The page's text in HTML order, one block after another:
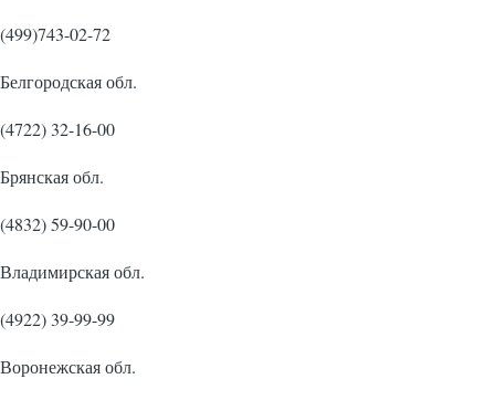
(499)743-02-72
Белгородская обл.
(4722) 32-16-00
Брянская обл.
(4832) 59-90-00
Владимирская обл.
(4922) 39-99-99
Воронежская обл.